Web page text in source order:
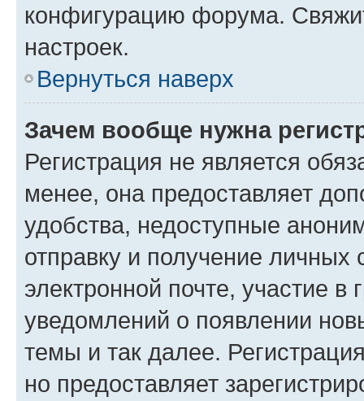
конфигурацию форума.
настроек.
Вернуться наверх
Зачем вообще нужна
Регистрация не является
менее, она предоставляет
удобства, недоступные
отправку и получение
электронной почте, участие в
уведомлений о появлении
темы и так далее.
но предоставляет